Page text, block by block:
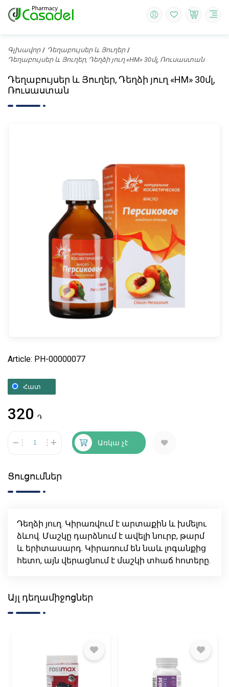
Գլխավոր
Դեղաբույսեր և Յուղեր
Դեղաբույսեր և Յուղեր, Դեղձի յուղ «НМ» 30մլ, Ռուսաստան
Դեղաբույսեր և Յուղեր, Դեղձի յուղ «НМ» 30մլ,
Ռուսաստան
Article: PH-00000077
Հատ
320 ֏
Առկա չէ
Ցուցումներ
Դեղձի յուղ. Կիրառվում է արտաքին և խմելու
ձևով. Մաշկը դարձնում է ավելի նուրբ, թարմ
և երիտասարդ. Կիրառում են նաև լոգանքից
հետո, այն վերացնում է մաշկի տհաճ հոտերը.
Այլ դեղամիջոցներ